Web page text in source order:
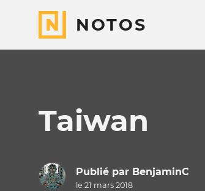
NOTOS
Taiwan
Publié par BenjaminC
le 21 mars 2018